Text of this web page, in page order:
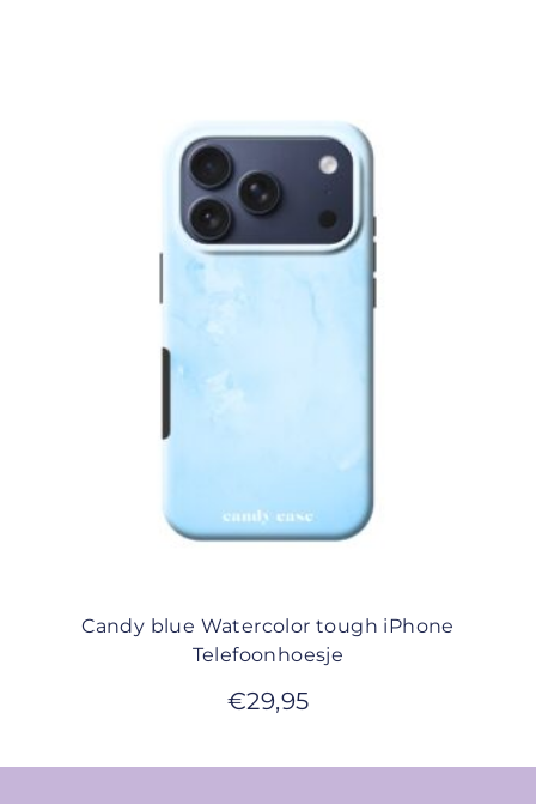
Candy blue Watercolor tough iPhone
Telefoonhoesje
€29,95